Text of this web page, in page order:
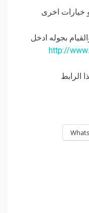
خيارات اخرى
بجوله ادخل
http://
الرابط